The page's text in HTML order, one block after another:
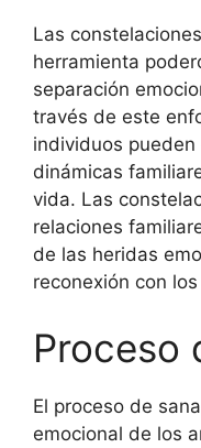
Las
herramienta
separación
través de este
individuos
dinámicas
vida. Las
relaciones
de las heridas
reconexión con
Proceso
El proceso de
emocional de los